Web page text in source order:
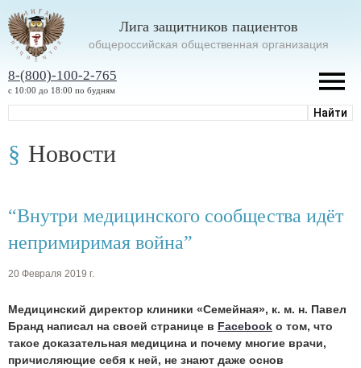
Лига защитников пациентов
oбщероссийская общественная организация
8-(800)-100-2-765
с 10:00 до 18:00 по будням
Новости
“Внутри медицинского сообщества идёт
непримиримая война”
20 Февраля 2019 г.
Медицинский директор клиники «Семейная», к. м. н. Павел
Бранд написал на своей странице в Facebook о том, что
такое доказательная медицина и почему многие врачи,
причисляющие себя к ней, не знают даже основ